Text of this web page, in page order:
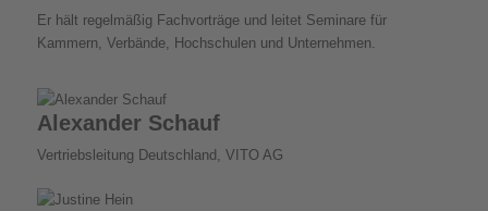
Er hält regelmäßig Fachvorträge und leitet Seminare für
Kammern, Verbände, Hochschulen und Unternehmen.
Alexander Schauf
Vertriebsleitung Deutschland, VITO AG